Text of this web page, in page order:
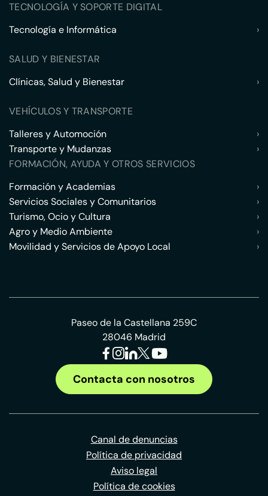
TECNOLOGÍA Y SOPORTE DIGITAL
Tecnología e Informática
›
SALUD Y BIENESTAR
Clínicas, Salud y Bienestar
›
VEHÍCULOS Y TRANSPORTE
Talleres y Automoción
›
Transporte y Mudanzas
›
FORMACIÓN, AYUDA Y OTROS SERVICIOS
Formación y Academias
›
Servicios Sociales y Comunitarios
›
Turismo, Ocio y Cultura
›
Agro y Medio Ambiente
›
Movilidad y Servicios de Apoyo Local
›
Paseo de la Castellana 259C
28046 Madrid
Contacta con nosotros
Canal de denuncias
Política de privacidad
Aviso legal
Política de cookies